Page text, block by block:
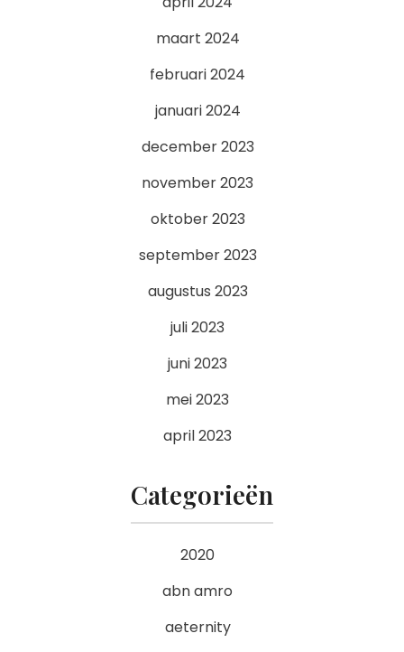
maart 2024
februari 2024
januari 2024
december 2023
november 2023
oktober 2023
september 2023
augustus 2023
juli 2023
juni 2023
mei 2023
april 2023
Categorieën
2020
abn amro
aeternity